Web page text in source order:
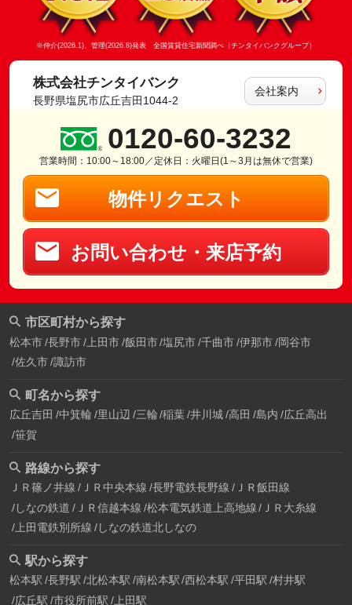
※仲介(2026.1)、管理(2026.8)発表 全国賃貸住宅新聞調べ（チンタイバンクグループ）
株式会社チンタイバンク
長野県塩尻市広丘吉田1044-2
会社案内
0120-60-3232
営業時間：10:00～18:00／定休日：火曜日(1～3月は無休で営業)
物件リクエスト
お問い合わせ・来店予約
市区町村から探す
松本市 長野市 上田市 飯田市 塩尻市 千曲市 伊那市 岡谷市
佐久市 諏訪市
町名から探す
広丘吉田 中箕輪 里山辺 三輪 稲葉 井川城 高田 島内 広丘高出
笹賀
路線から探す
ＪＲ篠ノ井線 ＪＲ中央本線 長野電鉄長野線 ＪＲ飯田線
しなの鉄道 ＪＲ信越本線 松本電気鉄道上高地線
ＪＲ大糸線
上田電鉄別所線 しなの鉄道北しなの
駅から探す
松本駅 長野駅 北松本駅 南松本駅 西松本駅 平田駅 村井駅
広丘駅 市役所前駅 上田駅